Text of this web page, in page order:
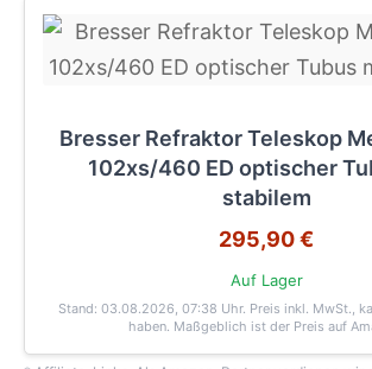
Bresser Refraktor Teleskop
102xs/460 ED optischer
stabilem
295,90 €
Auf Lager
Stand: 03.08.2026, 07:38 Uhr. Preis inkl. MwSt.,
haben. Maßgeblich ist der Preis auf